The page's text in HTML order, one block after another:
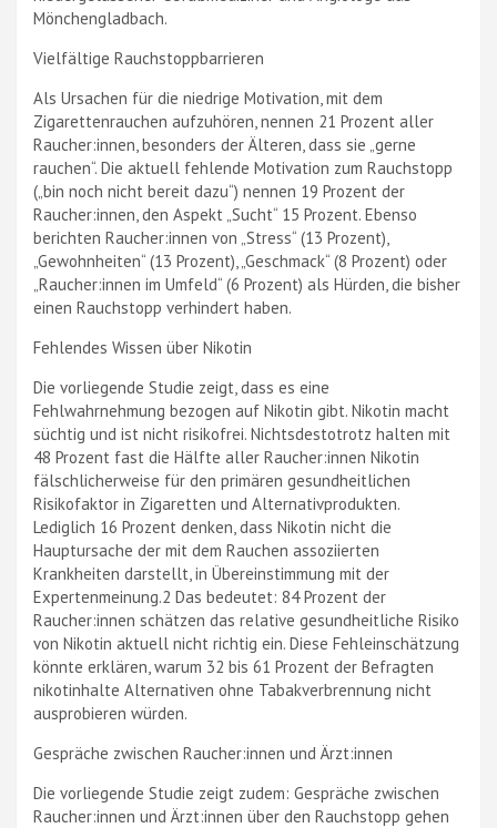
Mönchengladbach.
Vielfältige Rauchstoppbarrieren
Als Ursachen für die niedrige Motivation, mit dem
Zigarettenrauchen aufzuhören, nennen 21 Prozent aller
Raucher:innen, besonders der Älteren, dass sie „gerne
rauchen“. Die aktuell fehlende Motivation zum Rauchstopp
(„bin noch nicht bereit dazu“) nennen 19 Prozent der
Raucher:innen, den Aspekt „Sucht“ 15 Prozent. Ebenso
berichten Raucher:innen von „Stress“ (13 Prozent),
„Gewohnheiten“ (13 Prozent), „Geschmack“ (8 Prozent) oder
„Raucher:innen im Umfeld“ (6 Prozent) als Hürden, die bisher
einen Rauchstopp verhindert haben.
Fehlendes Wissen über Nikotin
Die vorliegende Studie zeigt, dass es eine
Fehlwahrnehmung bezogen auf Nikotin gibt. Nikotin macht
süchtig und ist nicht risikofrei. Nichtsdestotrotz halten mit
48 Prozent fast die Hälfte aller Raucher:innen Nikotin
fälschlicherweise für den primären gesundheitlichen
Risikofaktor in Zigaretten und Alternativprodukten.
Lediglich 16 Prozent denken, dass Nikotin nicht die
Hauptursache der mit dem Rauchen assoziierten
Krankheiten darstellt, in Übereinstimmung mit der
Expertenmeinung.2 Das bedeutet: 84 Prozent der
Raucher:innen schätzen das relative gesundheitliche Risiko
von Nikotin aktuell nicht richtig ein. Diese Fehleinschätzung
könnte erklären, warum 32 bis 61 Prozent der Befragten
nikotinhalte Alternativen ohne Tabakverbrennung nicht
ausprobieren würden.
Gespräche zwischen Raucher:innen und Ärzt:innen
Die vorliegende Studie zeigt zudem: Gespräche zwischen
Raucher:innen und Ärzt:innen über den Rauchstopp gehen